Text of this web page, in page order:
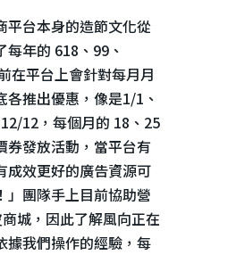
平台本身的造節文化從
每年的 618 、 99、
在平台上會針對每月月
各推出優惠，像是1/1 、
12/12，每個月的 18 、 25
券發放活動，當平台有
成效更好的廣告資源可
」團隊手上目前協助營
城，因此了解風向正在
據我們操作的經驗，每